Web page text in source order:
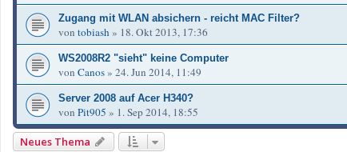
Zugang mit WLAN absichern - reicht MAC Filter?
von tobiash» 18. Okt 2013, 17:36
WS2008R2 "sieht" keine Computer
von Canos» 24. Jun 2014, 11:49
Server 2008 auf Acer H340?
von Pit905 » 1. Sep 2014, 18:55
Neues Thema